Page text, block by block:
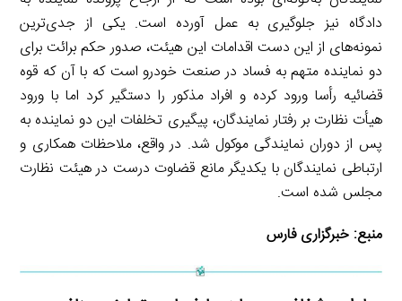
دادگاه نیز جلوگیری به عمل آورده است. یکی از جدی‌ترین
نمونه‌های از این دست اقدامات این هیئت، صدور حکم برائت برای
دو نماینده متهم به فساد در صنعت خودرو است که با آن که قوه
قضائیه رأسا ورود کرده و افراد مذکور را دستگیر کرد اما با ورود
هیأت نظارت بر رفتار نمایندگان، پیگیری تخلفات این دو نماینده به
پس از دوران نمایندگی موکول شد. در واقع، ملاحظات همکاری و
ارتباطی نمایندگان با یکدیگر مانع قضاوت درست در هیئت نظارت
مجلس شده است.
منبع: خبرگزاری فارس